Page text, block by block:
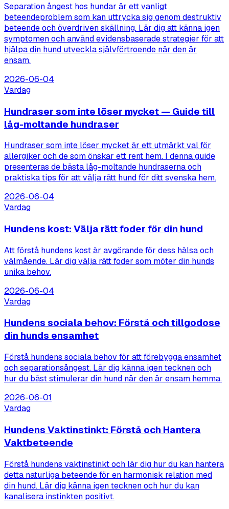
Separation ångest hos hundar är ett vanligt
beteendeproblem som kan uttrycka sig genom destruktiv
beteende och överdriven skällning. Lär dig att känna igen
symptomen och använd evidensbaserade strategier för att
hjälpa din hund utveckla självförtroende när den är
ensam.
2026-06-04
Vardag
Hundraser som inte löser mycket — Guide till
låg-moltande hundraser
Hundraser som inte löser mycket är ett utmärkt val för
allergiker och de som önskar ett rent hem. I denna guide
presenteras de bästa låg-moltande hundraserna och
praktiska tips för att välja rätt hund för ditt svenska hem.
2026-06-04
Vardag
Hundens kost: Välja rätt foder för din hund
Att förstå hundens kost är avgörande för dess hälsa och
välmående. Lär dig välja rätt foder som möter din hunds
unika behov.
2026-06-04
Vardag
Hundens sociala behov: Förstå och tillgodose
din hunds ensamhet
Förstå hundens sociala behov för att förebygga ensamhet
och separationsångest. Lär dig känna igen tecknen och
hur du bäst stimulerar din hund när den är ensam hemma.
2026-06-01
Vardag
Hundens Vaktinstinkt: Förstå och Hantera
Vaktbeteende
Förstå hundens vaktinstinkt och lär dig hur du kan hantera
detta naturliga beteende för en harmonisk relation med
din hund. Lär dig känna igen tecknen och hur du kan
kanalisera instinkten positivt.